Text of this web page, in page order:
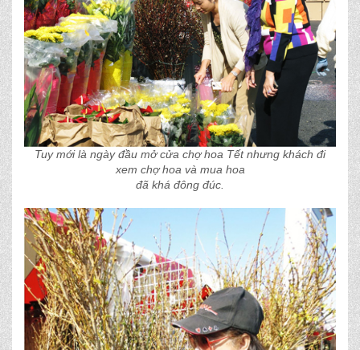
Tuy mới là ngày đầu mở cửa chợ hoa Tết nhưng khách đi
xem chợ hoa và mua hoa
đã khá đông đúc.